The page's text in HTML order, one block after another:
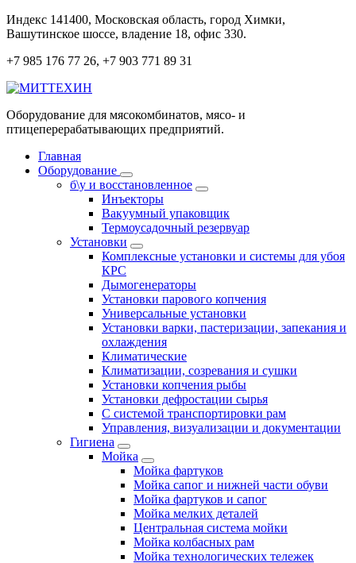
Перейти
к
Индекс 141400, Московская область, город Химки,
Вашутинское шоссе, владение 18, офис 330.
+7 985 176 77 26, +7 903 771 89 31
Оборудование для мясокомбинатов, мясо- и
птицеперерабатывающих предприятий.
Главная
Оборудование
б\у и восстановленное
Инъекторы
Вакуумный упаковщик
Термоусадочный резервуар
Установки
Комплексные установки и системы для убоя
КРС
Дымогенераторы
Установки парового копчения
Универсальные установки
Установки варки, пастеризации, запекания и
охлаждения
Климатические
Климатизации, созревания и сушки
Установки копчения рыбы
Установки дефростации сырья
С системой транспортировки рам
Управления, визуализации и документации
Гигиена
Мойка
Мойка фартуков
Мойка сапог и нижней части обуви
Мойка фартуков и сапог
Мойка мелких деталей
Центральная система мойки
Мойка колбасных рам
Мойка технологических тележек